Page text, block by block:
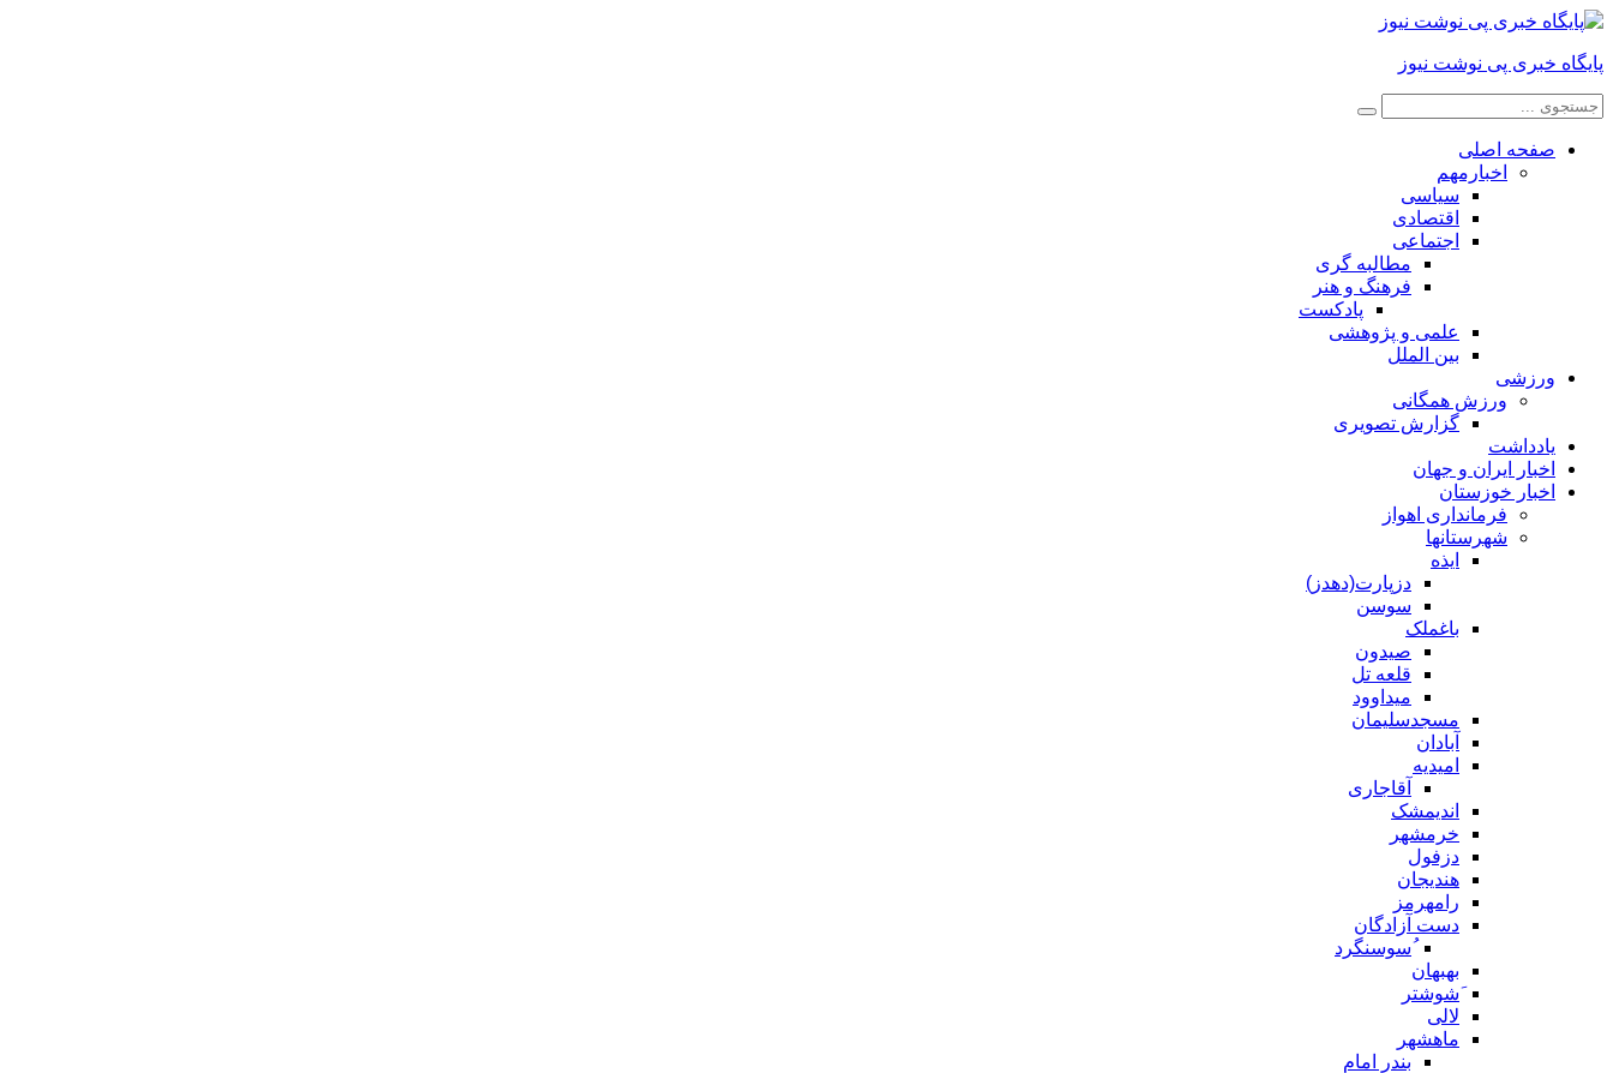
پایگاه خبری پی نوشت نیوز
صفحه اصلی
اخبارمهم
سیاسی
اقتصادی
اجتماعی
مطالبه گری
فرهنگ و هنر
پادکست
علمی و پژوهشی
بین الملل
ورزشی
ورزش همگانی
گزارش تصویری
یادداشت
اخبار ایران و جهان
اخبار خوزستان
فرمانداری اهواز
شهرستانها
ایذه
دزپارت(دهدز)
سوسن
باغملک
صیدون
قلعه تل
میداوود
مسجدسلیمان
آبادان
امیدیه
آقاجاری
اندیمشک
خرمشهر
دزفول
هندیجان
رامهرمز
دست آزادگان
ُسوسنگرد
بهبهان
َشوشتر
لالی
ماهشهر
بندر امام